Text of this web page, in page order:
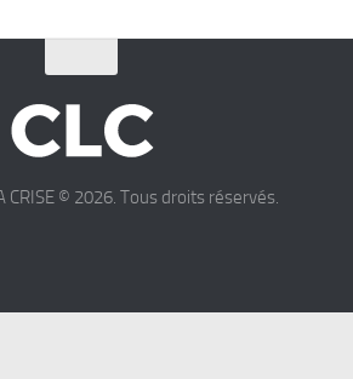
CRISE © 2026. Tous droits réservés.